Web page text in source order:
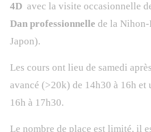
4D avec la visite occasionnelle
Dan professionnelle de la
Japon).
Les cours ont lieu de samedi
avancé (>20k) de 14h30 à 16h et
16h à 17h30.
Le nombre de place est limité, il